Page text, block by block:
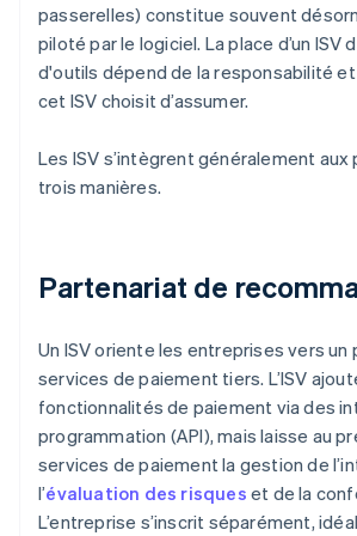
passerelles) constitue souvent
piloté par le logiciel. La place d’un ISV
d'outils dépend de la responsabilité
cet ISV choisit d’assumer.
Les ISV s’intègrent généralement
trois manières.
Partenariat de
Un ISV oriente les entreprises vers
services de paiement tiers. L’ISV
fonctionnalités de paiement via des
programmation (API), mais laisse au
services de paiement la gestion de
l’évaluation des risques et de la
L’entreprise s’inscrit séparément,